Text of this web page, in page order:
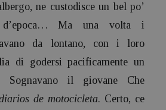
ne custodisce un bel po’
d’epoca… Ma una volta i
da lontano, con i loro
di godersi pacificamente un
Sognavano il giovane Che
de motocicleta. Certo, ce